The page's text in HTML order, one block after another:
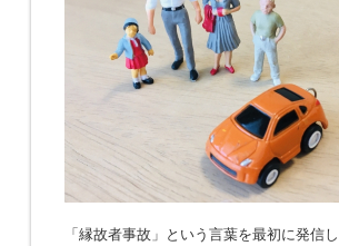
「縁故者事故」という言葉を最初に発信し